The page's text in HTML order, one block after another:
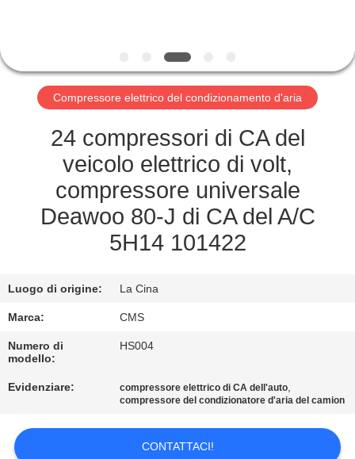
DELLA
FABBRICA
CONTROLLO
QUALITÀ
CONTATTICI
RICHIEDA
UNA
CITAZIONE
MAPPA
SITO
Compressore elettrico del condizionamento d'aria
24 compressori di CA del
veicolo elettrico di volt,
compressore universale
Deawoo 80-J di CA del A/C
5H14 101422
Luogo di origine: La Cina
Marca: CMS
Numero di
modello:
HS004
Evidenziare: compressore elettrico di CA dell'auto,
compressore del condizionatore d'aria del camion
CONTATTACI!